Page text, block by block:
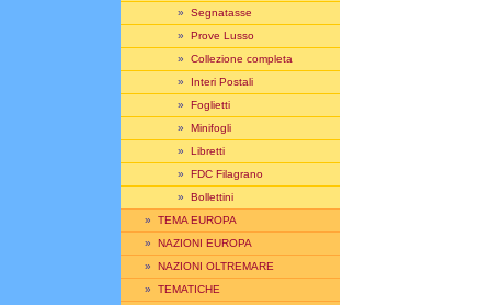
» Segnatasse
» Prove Lusso
» Collezione completa
» Interi Postali
» Foglietti
» Minifogli
» Libretti
» FDC Filagrano
» Bollettini
» TEMA EUROPA
» NAZIONI EUROPA
» NAZIONI OLTREMARE
» TEMATICHE